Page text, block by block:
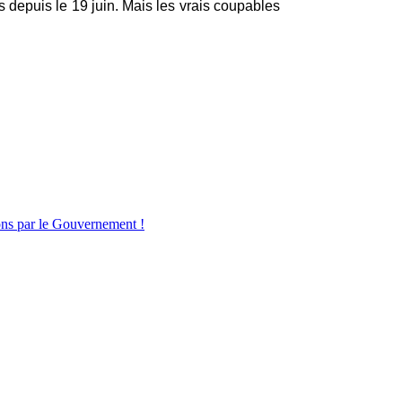
depuis le 19 juin. Mais les vrais coupables
par le Gouvernement !